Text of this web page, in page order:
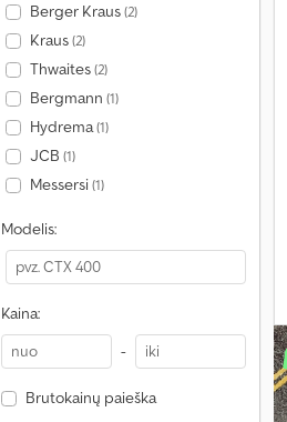
Berger Kraus(2)
Kraus(2)
Thwaites(2)
Bergmann (1)
Hydrema(1)
JCB (1)
Messersi(1)
Modelis:
Kaina:
-
Brutokainų paieška